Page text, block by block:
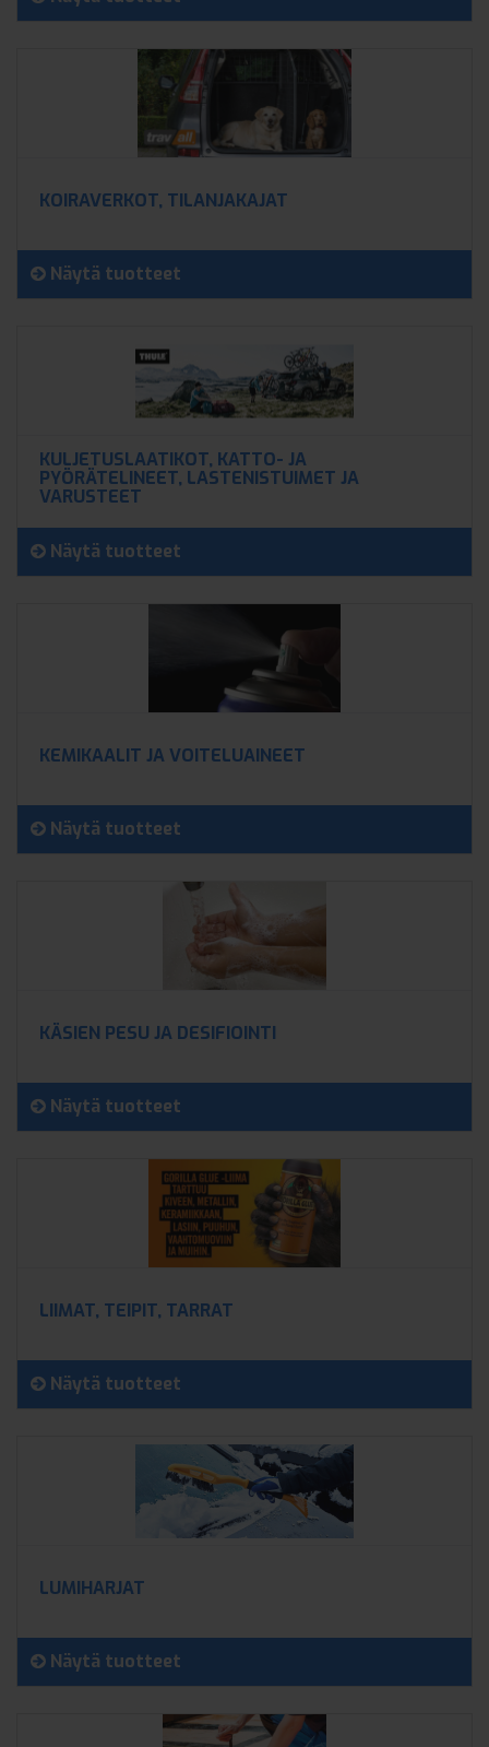
KOIRAVERKOT, TILANJAKAJAT
Näytä tuotteet
KULJETUSLAATIKOT, KATTO- JA
PYÖRÄTELINEET, LASTENISTUIMET JA
VARUSTEET
Näytä tuotteet
KEMIKAALIT JA VOITELUAINEET
Näytä tuotteet
KÄSIEN PESU JA DESIFIOINTI
Näytä tuotteet
LIIMAT, TEIPIT, TARRAT
Näytä tuotteet
LUMIHARJAT
Näytä tuotteet